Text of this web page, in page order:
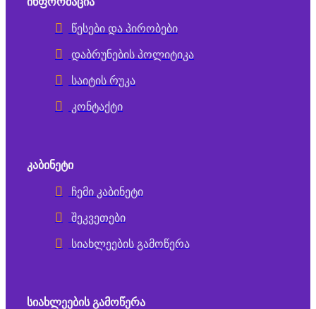
წესები და პირობები
დაბრუნების პოლიტიკა
საიტის რუკა
კონტაქტი
ᲙᲐᲑᲘᲜᲔᲢᲘ
ჩემი კაბინეტი
შეკვეთები
სიახლეების გამოწერა
ᲡᲘᲐᲮᲚᲔᲔᲑᲘᲡ ᲒᲐᲛᲝᲬᲔᲠᲐ